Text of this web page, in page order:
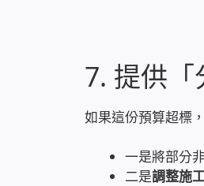
7. 提供
如果這份預算超標
一是將部分
二是調整施